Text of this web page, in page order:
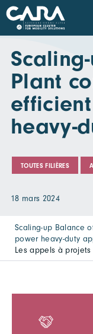
Plant
heavy-
TOUTES FILIÈRES
18 mars 2024
Scaling-up Balance
power heavy-duty
Les appels à projets